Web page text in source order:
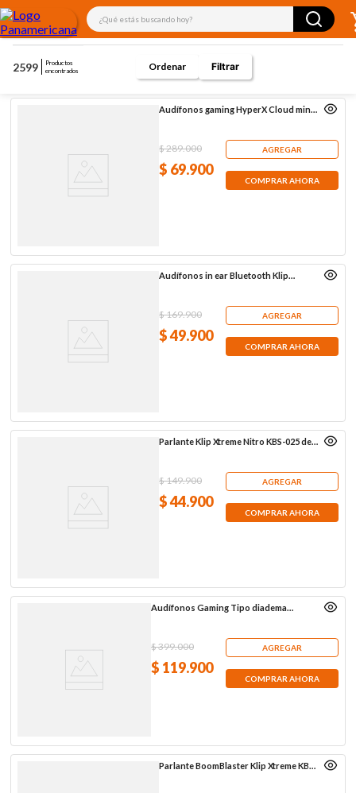
¿Qué estás buscando hoy?
2599
Productos
encontrados
Filtrar
Audífonos gaming HyperX Cloud mini,
$289.000
$ 69.900
AGREGAR
COMPRAR AHORA
Audífonos in ear Bluetooth Klip
$169.900
$49.900
AGREGAR
COMPRAR AHORA
Parlante Klip Xtreme Nitro KBS-025 de 6
$149.900
$44.900
AGREGAR
COMPRAR AHORA
Audífonos Gaming Tipo diadema
$399.000
$ 119.900
AGREGAR
COMPRAR AHORA
Parlante BoomBlaster Klip Xtreme KBS-